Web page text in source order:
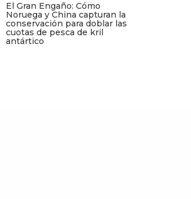
El Gran Engaño: Cómo
Noruega y China capturan la
conservación para doblar las
cuotas de pesca de kril
antártico
Quiero Suscribirme